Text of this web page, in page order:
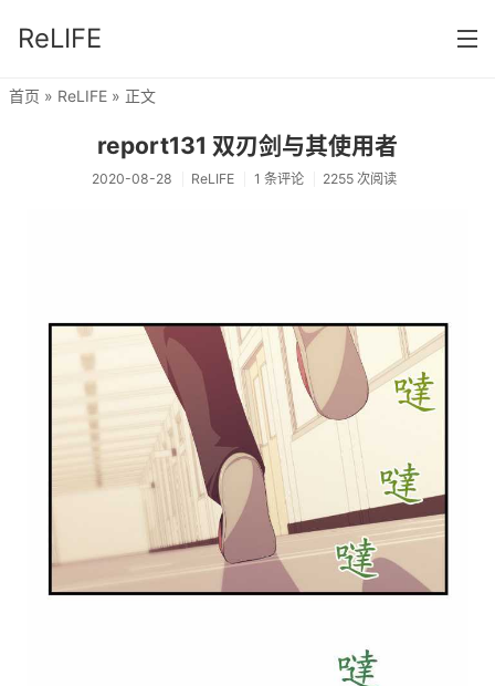
ReLIFE
分类
首页 » ReLIFE » 正文
report131 双刃剑与其使用者
2020-08-28 ReLIFE 1 条评论 2255 次阅读